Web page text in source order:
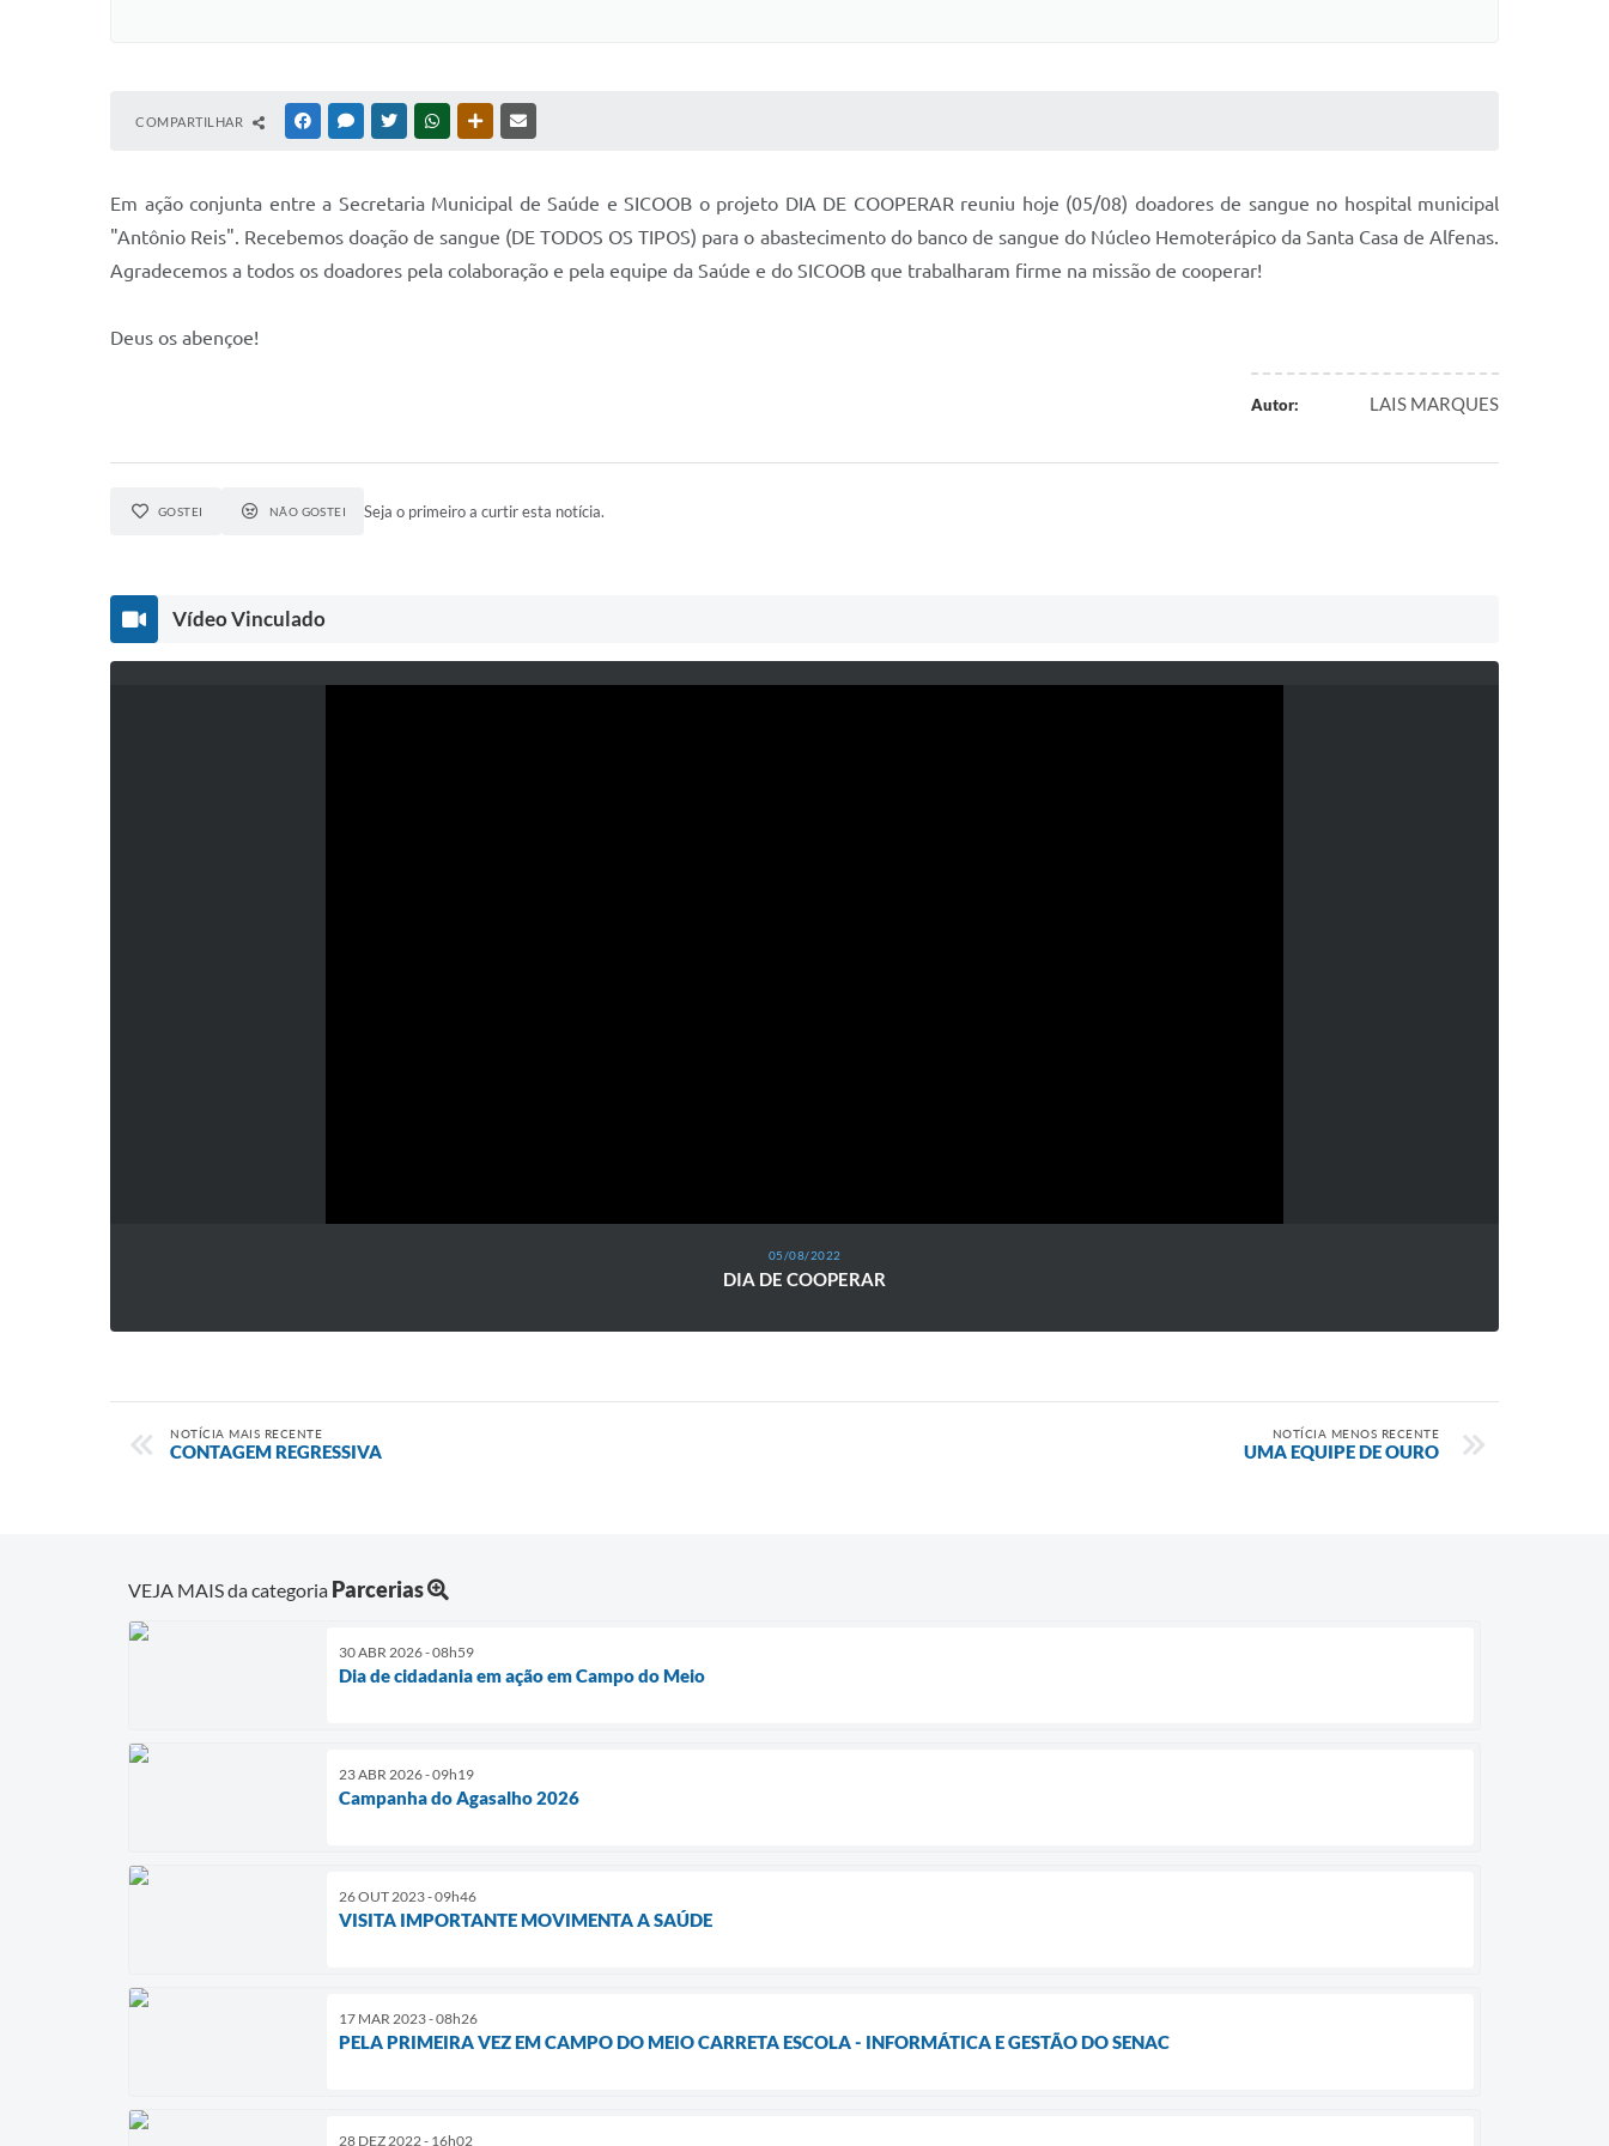
COMPARTILHAR FACEBOOKMESSENGER
TWITTERWHATSAPPOUTRAS MÍDIAS
Em ação conjunta entre a Secretaria Municipal de Saúde e SICOOB o projeto DIA DE COOPERAR reuniu hoje (05/08) doadores de sangue no hospital municipal
"Antônio Reis". Recebemos doação de sangue (DE TODOS OS TIPOS) para o abastecimento do banco de sangue do Núcleo Hemoterápico da Santa Casa de Alfenas.
Agradecemos a todos os doadores pela colaboração e pela equipe da Saúde e do SICOOB que trabalharam firme na missão de cooperar!
Deus os abençoe!
Autor: LAIS MARQUES
GOSTEI NÃO GOSTEI Seja o primeiro a curtir esta notícia.
Vídeo Vinculado
05/08/2022
DIA DE COOPERAR
NOTÍCIA MAIS RECENTE
CONTAGEM REGRESSIVA
NOTÍCIA MENOS RECENTE
UMA EQUIPE DE OURO
VEJA MAIS da categoria Parcerias
30 ABR 2026 - 08h59
Dia de cidadania em ação em Campo do Meio
23 ABR 2026 - 09h19
Campanha do Agasalho 2026
26 OUT 2023 - 09h46
VISITA IMPORTANTE MOVIMENTA A SAÚDE
17 MAR 2023 - 08h26
PELA PRIMEIRA VEZ EM CAMPO DO MEIO CARRETA ESCOLA - INFORMÁTICA E GESTÃO DO SENAC
28 DEZ 2022 - 16h02